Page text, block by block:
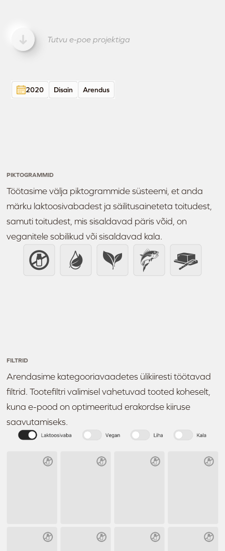
Tutvu e-poe projektiga
2020 Disain Arendus
PIKTOGRAMMID
Töötasime välja piktogrammide süsteemi, et anda
märku laktoosivabadest ja säilitusaineteta toitudest,
samuti toitudest, mis sisaldavad päris võid, on
veganitele sobilikud või sisaldavad kala.
FILTRID
Arendasime kategooriavaadetes ülikiiresti töötavad
filtrid. Tootefiltri valimisel vahetuvad tooted koheselt,
kuna e-pood on optimeeritud erakordse kiiruse
saavutamiseks.